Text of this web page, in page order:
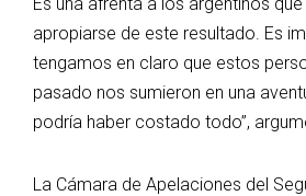
apropiarse de este resultado. Es
tengamos en claro que estos
pasado nos sumieron en una
podría haber costado todo”,
La Cámara de Apelaciones del